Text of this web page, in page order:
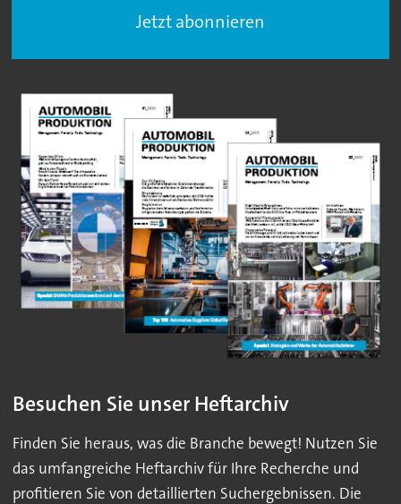
Jetzt abonnieren
Besuchen Sie unser Heftarchiv
Finden Sie heraus, was die Branche bewegt! Nutzen Sie
das umfangreiche Heftarchiv für Ihre Recherche und
profitieren Sie von detaillierten Suchergebnissen. Die